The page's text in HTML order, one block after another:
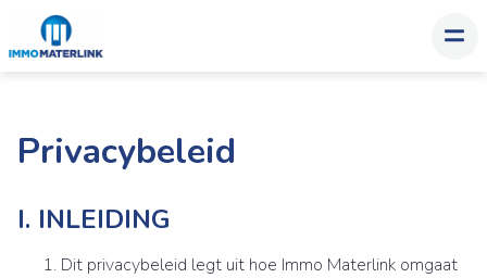
Privacybeleid
I. INLEIDING
Dit privacybeleid legt uit hoe Immo Materlink omgaat